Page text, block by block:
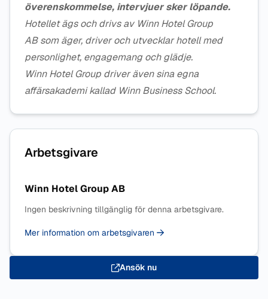
överenskommelse, intervjuer sker löpande.
Hotellet ägs och drivs av Winn Hotel Group
ABsom äger, driver och utvecklar hotell med
personlighet, engagemang och glädje.
Winn Hotel Group driver även sina egna
affärsakademi kallad Winn Business School.
Arbetsgivare
Winn Hotel Group AB
Ingen beskrivning tillgänglig för denna arbetsgivare.
Mer information om arbetsgivaren
Ansök nu